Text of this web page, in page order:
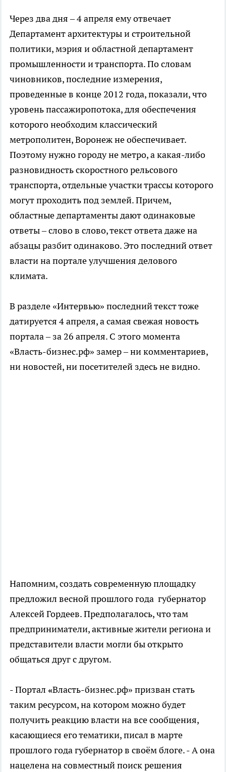
Через два дня – 4 апреля ему отвечает
Департамент архитектуры и строительной
политики, мэрия и областной департамент
промышленности и транспорта. По словам
чиновников, последние измерения,
проведенные в конце 2012 года, показали, что
уровень пассажиропотока, для обеспечения
которого необходим классический
метрополитен, Воронеж не обеспечивает.
Поэтому нужно городу не метро, а какая-либо
разновидность скоростного рельсового
транспорта, отдельные участки трассы которого
могут проходить под землей. Причем,
областные департаменты дают одинаковые
ответы – слово в слово, текст ответа даже на
абзацы разбит одинаково. Это последний ответ
власти на портале улучшения делового
климата.
В разделе «Интервью» последний текст тоже
датируется 4 апреля, а самая свежая новость
портала – за 26 апреля. С этого момента
«Власть-бизнес.рф» замер – ни комментариев,
ни новостей, ни посетителей здесь не видно.
Напомним, создать современную площадку
предложил весной прошлого года губернатор
Алексей Гордеев. Предполагалось, что там
предприниматели, активные жители региона и
представители власти могли бы открыто
общаться друг с другом.
- Портал «Власть-бизнес.рф» призван стать
таким ресурсом, на котором можно будет
получить реакцию власти на все сообщения,
касающиеся его тематики, писал в марте
прошлого года губернатор в своём блоге. - А она
нацелена на совместный поиск решения